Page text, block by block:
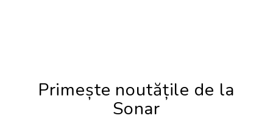
Primește noutățile de la
Sonar